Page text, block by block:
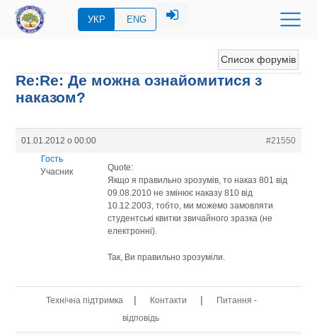
УКР ENG
Список форумів
Re:Re: Де можна ознайомитися з
наказом?
01.01.2012 о 00:00
#21550
Гость
Учасник
Quote:
Якщо я правильно зрозумів, то наказ 801 від
09.08.2010 не змінює наказу 810 від
10.12.2003, тобто, ми можемо замовляти
студентські квитки звичайного зразка (не
електронні).
Так, Ви правильно зрозуміли.
Технічна підтримка | Контакти |
Питання -
відповідь